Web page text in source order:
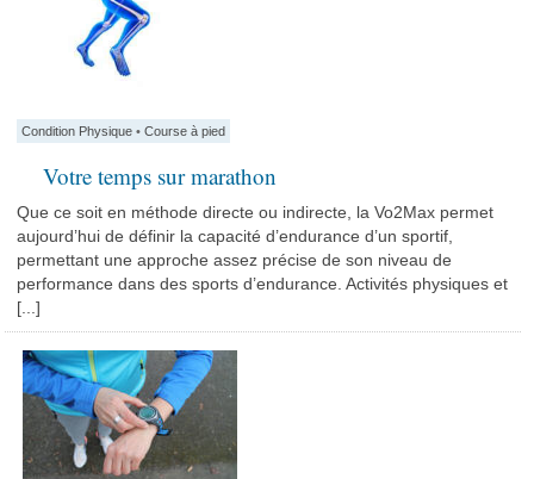
Condition Physique •Course à pied
Votre temps sur marathon
Que ce soit en méthode directe ou indirecte, la Vo2Max permet
aujourd’hui de définir la capacité d’endurance d’un sportif,
permettant une approche assez précise de son niveau de
performance dans des sports d’endurance. Activités physiques et
[...]